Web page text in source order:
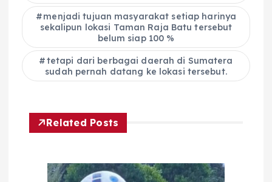
menjadi tujuan masyarakat setiap harinya
sekalipun lokasi Taman Raja Batu tersebut
belum siap 100 %
tetapi dari berbagai daerah di Sumatera
sudah pernah datang ke lokasi tersebut.
Related Posts